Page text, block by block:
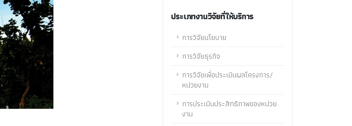
ประเภทงานวิจัยที่ให้บริการ
การวิจัยนโยบาย
การวิจัยธุรกิจ
การวิจัยเพื่อประเมินผลโครงการ/
หน่วยงาน
การประเมินประสิทธิภาพของหน่วย
งาน